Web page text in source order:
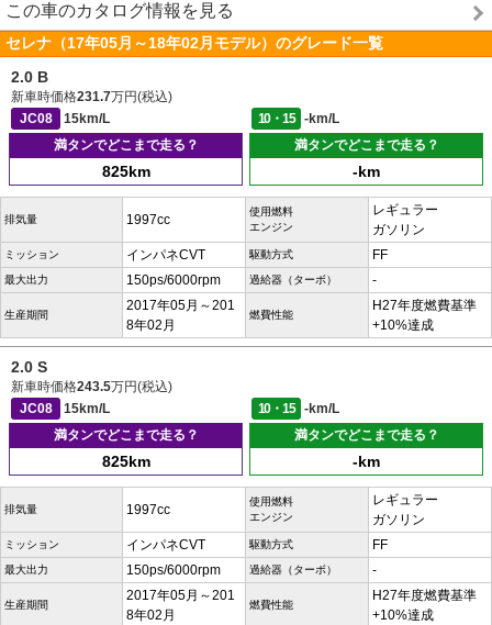
この車のカタログ情報を見る
セレナ（17年05月～18年02月モデル）のグレード一覧
2.0 B
新車時価格231.7万円(税込)
JC08
15km/L 10・15
-km/L
満タンでどこまで走る？
825km
満タンでどこまで走る？
-km
排気量 1997cc
使用燃料
エンジン
レギュラー
ガソリン
ミッション インパネCVT 駆動方式 FF
最大出力 150ps/6000rpm 過給器（ターボ） -
生産期間
2017年05月～201
8年02月
燃費性能
H27年度燃費基準
+10%達成
2.0 S
新車時価格243.5万円(税込)
JC08
15km/L 10・15
-km/L
満タンでどこまで走る？
825km
満タンでどこまで走る？
-km
排気量 1997cc
使用燃料
エンジン
レギュラー
ガソリン
ミッション インパネCVT 駆動方式 FF
最大出力 150ps/6000rpm 過給器（ターボ） -
生産期間
2017年05月～201
8年02月
燃費性能
H27年度燃費基準
+10%達成